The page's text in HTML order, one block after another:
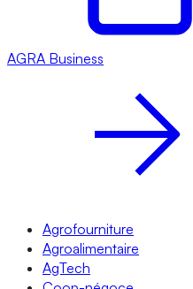
AGRA Business
Agrofourniture
Agroalimentaire
AgTech